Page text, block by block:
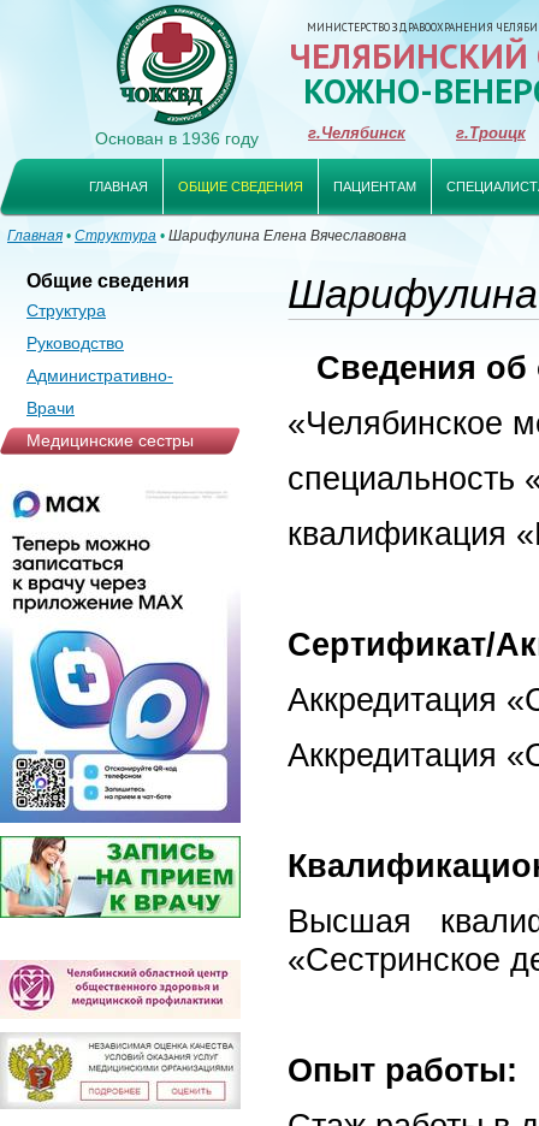
Основан в 1936 году
МИНИСТЕРСТВО ЗДРАВООХРАНЕНИЯ
КОЖНО-
г.Челябинск г.Троицк
ГЛАВНАЯ ОБЩИЕ СВЕДЕНИЯ ПАЦИЕНТАМ
Главная• Структура • Шарифулина Елена Вячеславовна
Шарифулина
Сведения об
«Челябинское
специальность
квалификация
Сертификат/
Аккредитация
Аккредитация
Высшая
«Сестринское
Опыт работы:
Общие сведения
Структура
Руководство
Административно-
управленческий аппарат
Врачи
Медицинские сестры